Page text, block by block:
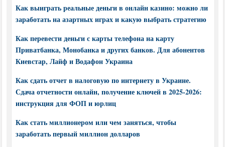
Как выиграть реальные деньги в онлайн казино: можно ли
заработать на азартных играх и какую выбрать стратегию
Как перевести деньги с карты телефона на карту
Приватбанка, Монобанка и других банков. Для абонентов
Киевстар, Лайф и Водафон Украина
Как сдать отчет в налоговую по интернету в Украине.
Сдача отчетности онлайн, получение ключей в 2025-2026:
инструкция для ФОП и юрлиц
Как стать миллионером или чем заняться, чтобы
заработать первый миллион долларов